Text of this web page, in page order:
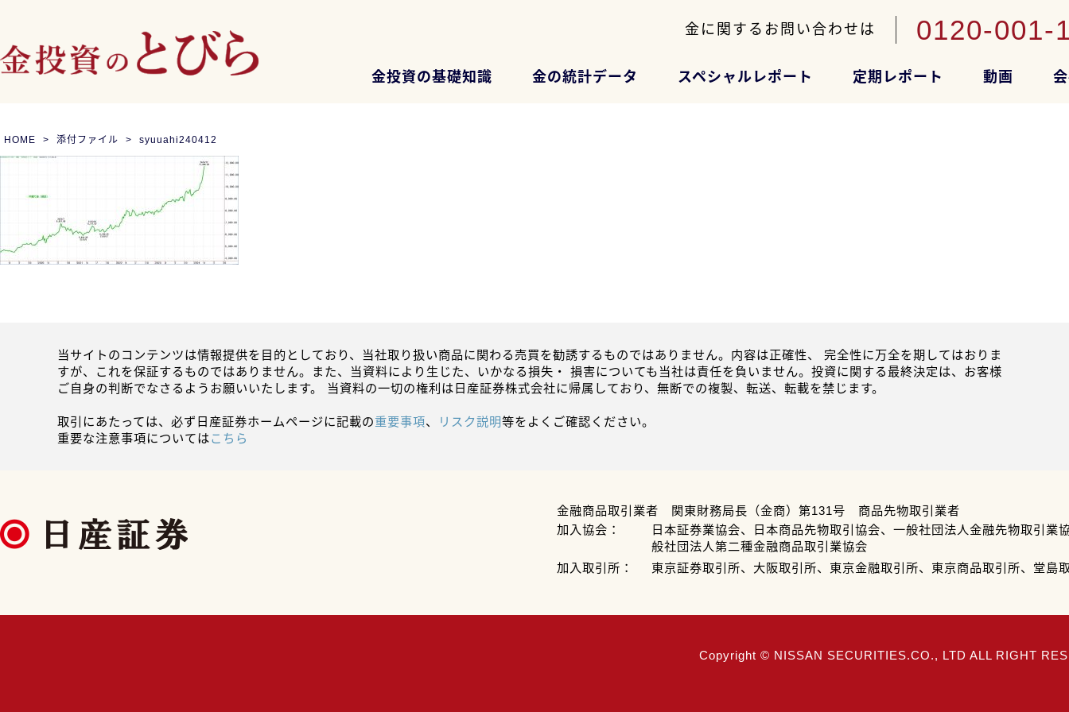
金に関するお問い合わせは 0120-001-
金投資の基礎知識 金の統計データ スペシャルレポート 定期レポート 動画
HOME 添付ファイル syuuahi240412
当サイトのコンテンツは情報提供を目的としており、当社取り扱い商品に関わる売買を勧誘するものではありません。内容は正確性、 完全性に万全を期してはおりま
すが、これを保証するものではありません。また、当資料により生じた、いかなる損失・ 損害についても当社は責任を負いません。投資に関する最終決定は、お客様
ご自身の判断でなさるようお願いいたします。 当資料の一切の権利は日産証券株式会社に帰属しており、無断での複製、転送、転載を禁じます。
取引にあたっては、必ず日産証券ホームページに記載の重要事項、 リスク説明等をよくご確認ください。
重要な注意事項についてはこちら
金融商品取引業者 関東財務局長（金商）第131号 商品先物取引業者
加入協会：
日本証券業協会、日本商品先物取引協会、一般社団法人金融先物取引業
般社団法人第二種金融商品取引業協会
加入取引所：
東京証券取引所、大阪取引所、東京金融取引所、東京商品取引所、堂島
Copyright © NISSAN SECURITIES.CO., LTD ALL RIGHT